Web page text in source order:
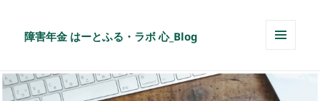
障害年金 はーとふる・ラボ 心_Blog
ィジェ
ット